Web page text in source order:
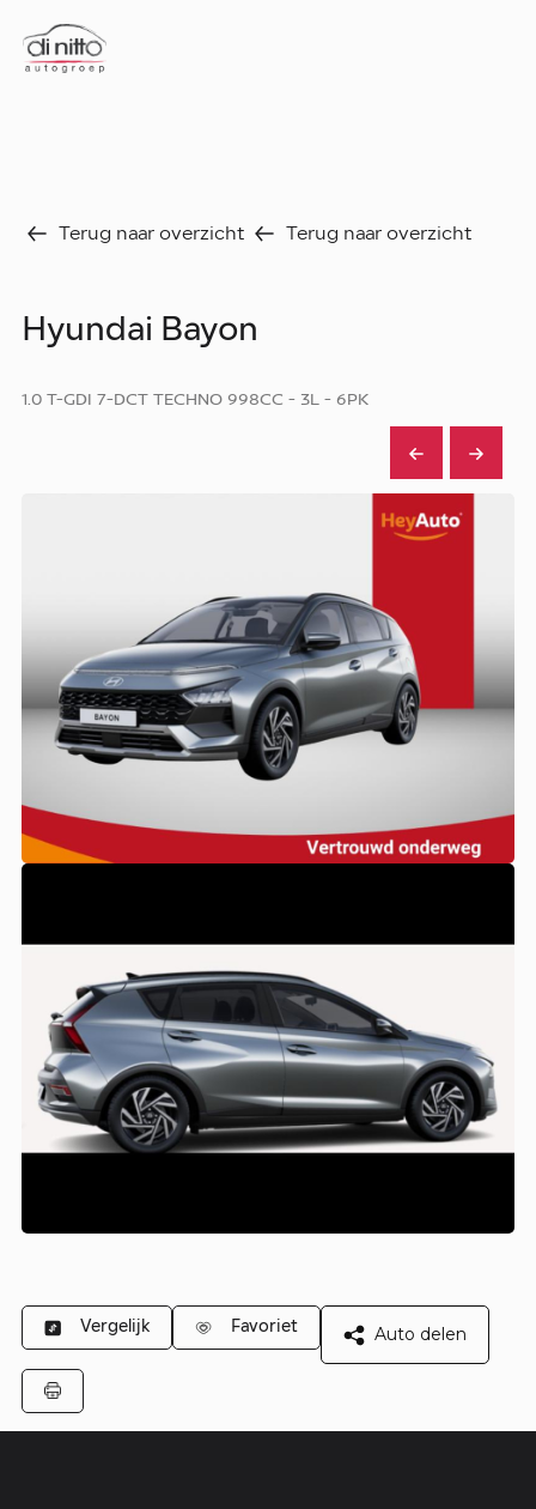
Vergelijk
Diensten
Autoverhuur
Terug naar overzicht Terug naar overzicht
Hyundai Bayon
1.0 T-GDI 7-DCT TECHNO 998CC - 3L - 6PK
Vergelijk Favoriet Auto delen